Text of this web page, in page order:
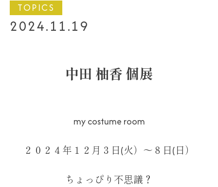
TOPICS
2024.11.19
中田 柚香 個展
my costume room
２０２４年１２月３日(火）～８日(日）
ちょっぴり不思議？